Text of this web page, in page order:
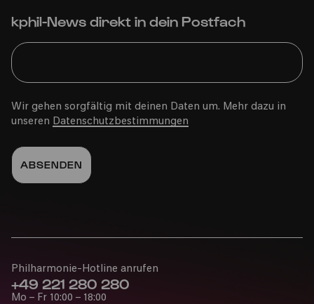
kphil-News direkt in dein Postfach
Wir gehen sorgfältig mit deinen Daten um. Mehr dazu in
unseren Datenschutzbestimmungen
Philharmonie-Hotline anrufen
+49 221 280 280
Mo – Fr 10:00 – 18:00